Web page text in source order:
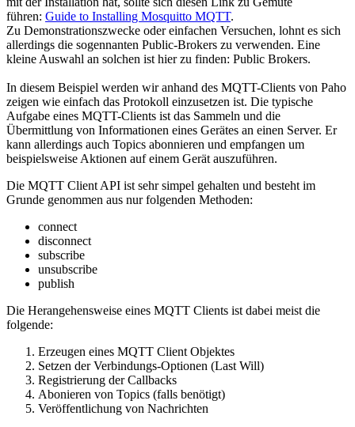
führen: Guide to Installing Mosquitto MQTT.
Zu Demonstrationszwecke oder einfachen Versuchen, lohnt es sich
allerdings die sogennanten Public-Brokers zu verwenden. Eine
kleine Auswahl an solchen ist hier zu finden: Public Brokers.
In diesem Beispiel werden wir anhand des MQTT-Clients von Paho
zeigen wie einfach das Protokoll einzusetzen ist. Die typische
Aufgabe eines MQTT-Clients ist das Sammeln und die
Übermittlung von Informationen eines Gerätes an einen Server. Er
kann allerdings auch Topics abonnieren und empfangen um
beispielsweise Aktionen auf einem Gerät auszuführen.
Die MQTT Client API ist sehr simpel gehalten und besteht im
Grunde genommen aus nur folgenden Methoden:
connect
disconnect
subscribe
unsubscribe
publish
Die Herangehensweise eines MQTT Clients ist dabei meist die
folgende:
Erzeugen eines MQTT Client Objektes
Setzen der Verbindungs-Optionen (Last Will)
Registrierung der Callbacks
Abonieren von Topics (falls benötigt)
Veröffentlichung von Nachrichten